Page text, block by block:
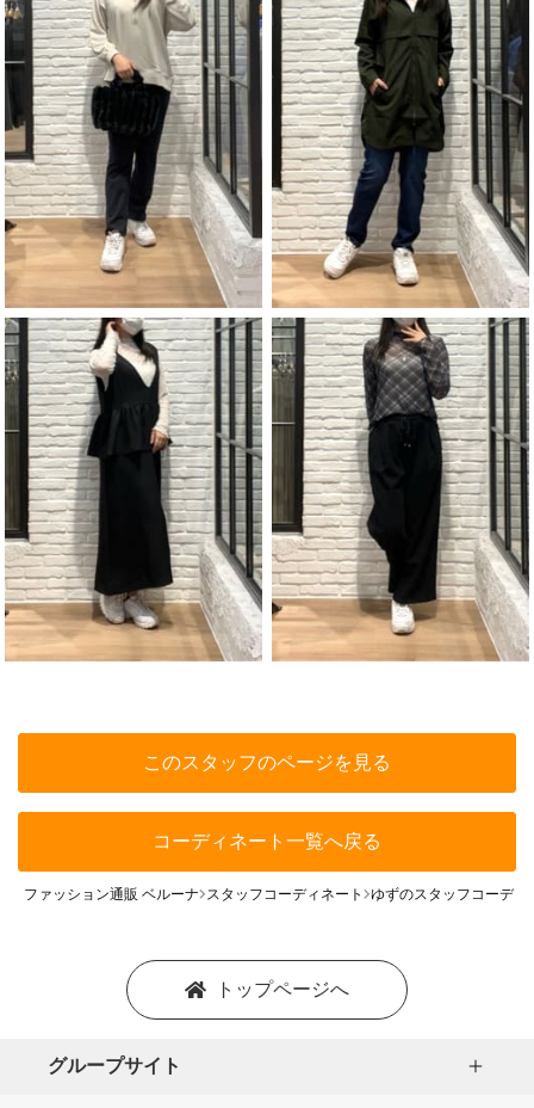
このスタッフのページを見る
コーディネート一覧へ戻る
ファッション通販 ベルーナ スタッフコーディネート ゆずのスタッフコーディ
トップページへ
グループサイト